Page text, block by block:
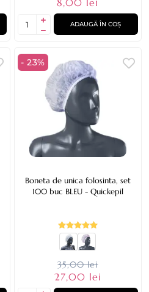
8,00 lei
ADAUGĂ ÎN COȘ
- 23%
Boneta de unica folosinta, set
100 buc BLEU - Quickepil
35,00 lei
27,00 lei